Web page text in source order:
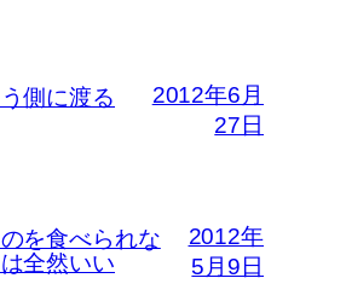
側に渡る
2012年6月
27日
を食べられな
全然いい
2012年
5月9日